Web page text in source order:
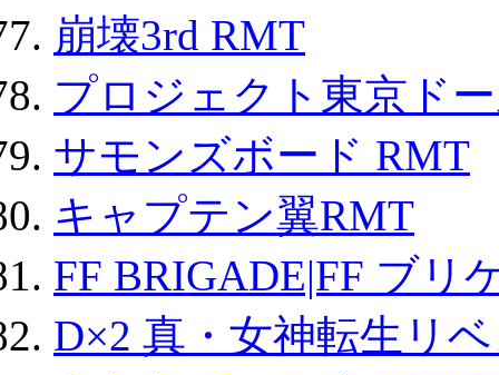
崩壊3rd RMT
プロジェクト東京ド
サモンズボード RMT
キャプテン翼RMT
FF BRIGADE|FF ブリ
D×2 真・女神転生リ